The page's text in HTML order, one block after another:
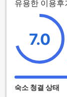
될 수 있습니다.
모 그룹이나 가
체크인은 오후
집니다. 특히, 0
수 있어 가족 여
러 오아시스 호
한 장소입니다.
램블러 오아시
유용한 이용후
7.0
숙소 청결 상태